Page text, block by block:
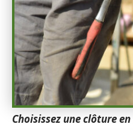
Choisissez une clôture